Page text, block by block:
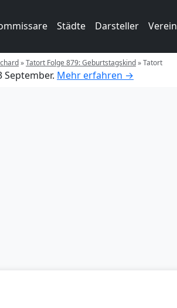
Städte Darsteller Verein
»Tatort Folge 879: Geburtstagskind»Tatort
September. Mehr erfahren →